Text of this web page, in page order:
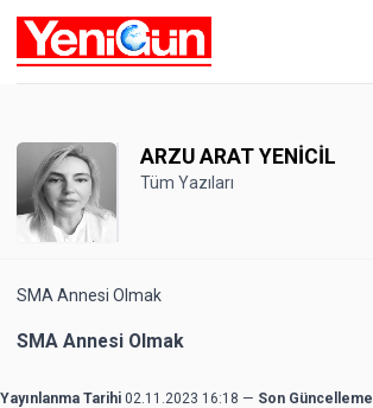
ARZU ARAT YENİCİL
Tüm Yazıları
SMA Annesi Olmak
SMA Annesi Olmak
Yayınlanma Tarihi 02.11.2023 16:18 — Son Güncelleme